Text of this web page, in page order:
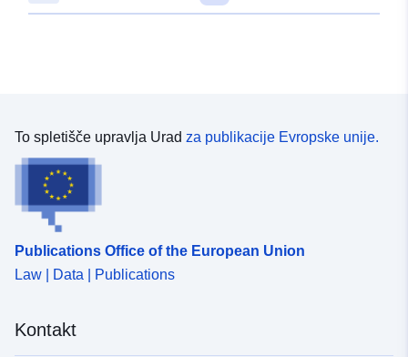
48.5639182 ], [ 9.454516,
http://data.europa.eu/eli/reg/2009/
uriRef:
To spletišče upravlja Urad za publikacije Evropske unije.
Publications Office of the European Union
Law | Data | Publications
Kontakt